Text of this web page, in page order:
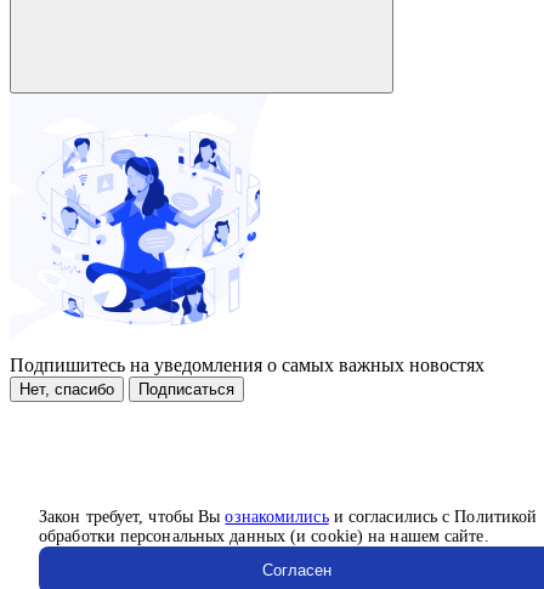
Закон требует, чтобы Выознакомилисьи согласились с Политикой
обработки персональных данных (и cookie) на нашем сайте.
Согласен
Подпишитесь на уведомления о самых важных новостях
Нет, спасибо Подписаться